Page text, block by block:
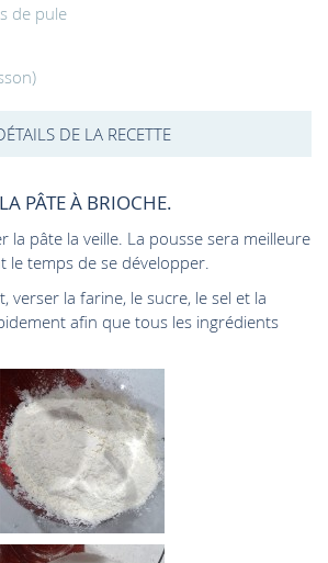
de pule
DE LA RECETTE
PÂTE À BRIOCHE.
la pâte la veille. La pousse sera meilleure
le temps de se développer.
verser la farine, le sucre, le sel et la
afin que tous les ingrédients